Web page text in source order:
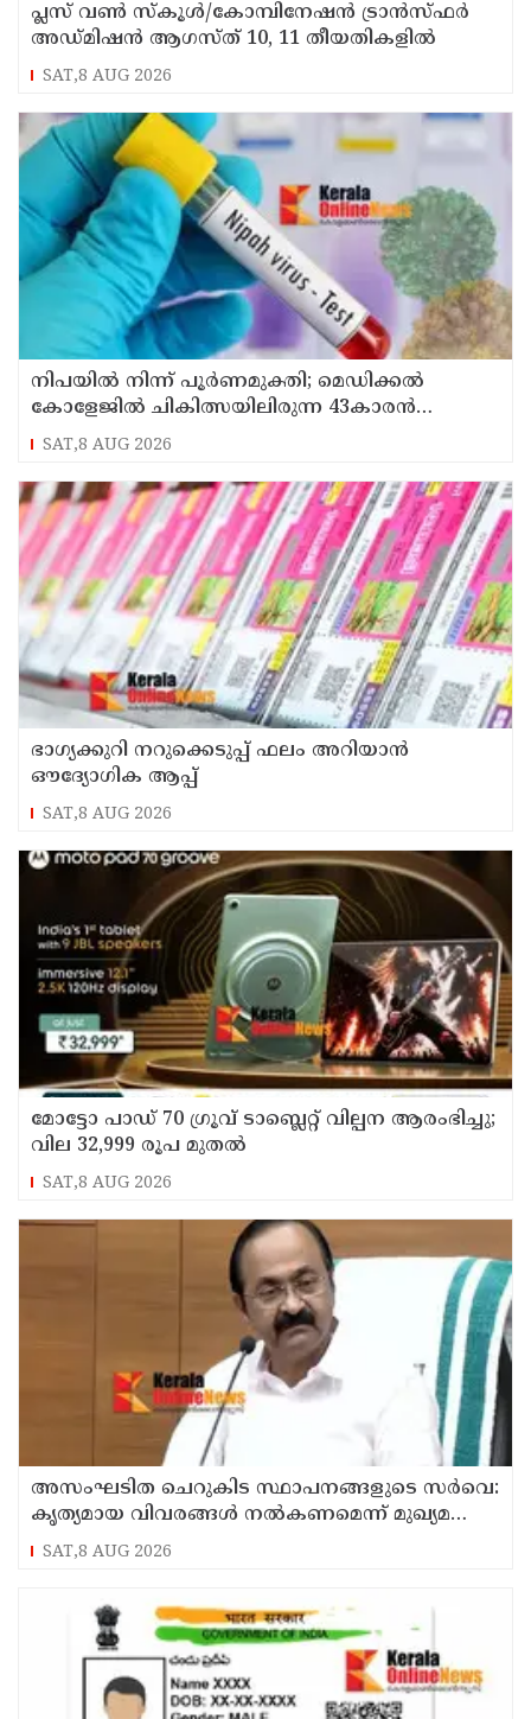
പ്ലസ് വൺ സ്‌കൂൾ/കോമ്പിനേഷൻ ട്രാൻസ്ഫർ
അഡ്മിഷൻ ആഗസ്ത് 10, 11 തീയതികളിൽ
SAT,8 AUG 2026
നിപയിൽ നിന്ന് പൂർണമുക്തി; മെഡിക്കൽ
കോളേജിൽ ചികിത്സയിലിരുന്ന 43കാരൻ
വീട്ടിലേക്ക് മടങ്ങി
SAT,8 AUG 2026
ഭാഗ്യക്കുറി നറുക്കെടുപ്പ് ഫലം അറിയാൻ
ഔദ്യോഗിക ആപ്പ്
SAT,8 AUG 2026
മോട്ടോ പാഡ് 70 ഗ്രൂവ് ടാബ്ലെറ്റ് വില്പന ആരംഭിച്ചു;
വില 32,999 രൂപ മുതൽ
SAT,8 AUG 2026
അസംഘടിത ചെറുകിട സ്ഥാപനങ്ങളുടെ സർവെ:
കൃത്യമായ വിവരങ്ങൾ നൽകണമെന്ന് മുഖ്യമന്ത്രി
വി ഡി സതീശൻ
SAT,8 AUG 2026